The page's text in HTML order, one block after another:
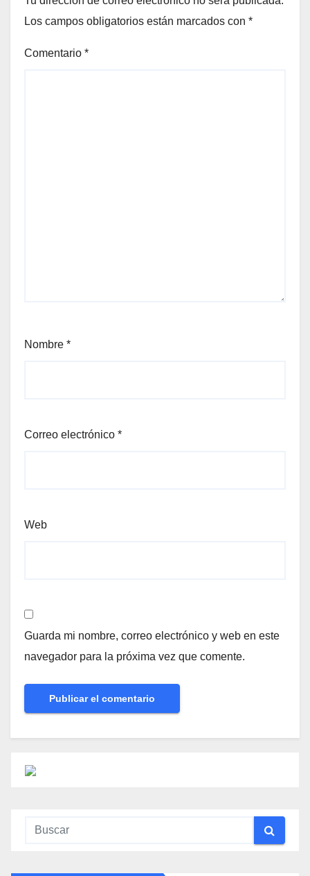
Los campos obligatorios están marcados con *
Comentario *
Nombre *
Correo electrónico *
Web
Guarda mi nombre, correo electrónico y web en este
navegador para la próxima vez que comente.